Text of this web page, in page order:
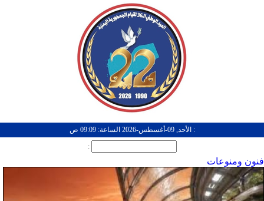
: الأحد, 09-أغسطس-2026 الساعة: 09:09 ص
:
فنون ومنوعات